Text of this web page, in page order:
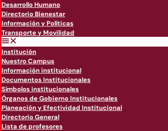
Desarrollo Humano
Directorio Bienestar
Información y Políticas
Transporte y Movilidad
Institución
Nuestro Campus
Información institucional
Documentos Institucionales
Símbolos institucionales
Órganos de Gobierno Institucionales
Planeación y Efectividad Institucional
Directorio General
Lista de profesores